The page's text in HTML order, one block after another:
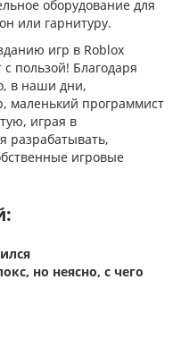
оборудование для
или гарнитуру.
игр в Roblox
пользой! Благодаря
в наши дни,
маленький программист
играя в
разрабатывать,
игровые
но неясно, с чего